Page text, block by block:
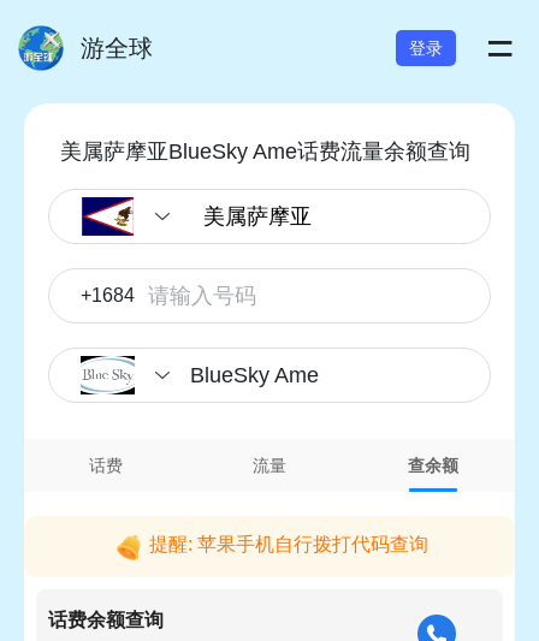
游全球 登录 =
美属萨摩亚BlueSky Ame话费流量余额查询
+1684
BlueSky Ame
话费 流量 查余额
提醒: 苹果手机自行拨打代码查询
话费余额查询